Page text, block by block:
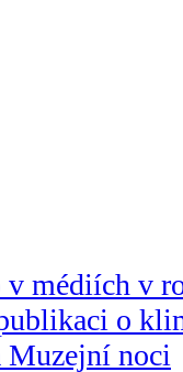
v médiích v
o
Muzejní noci